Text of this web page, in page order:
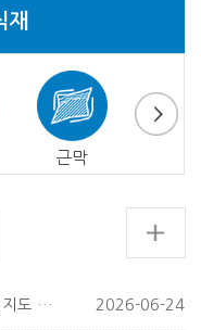
재
근막
2026년 상반기 한국공공조직은행 인지도 조사 2026-06-24